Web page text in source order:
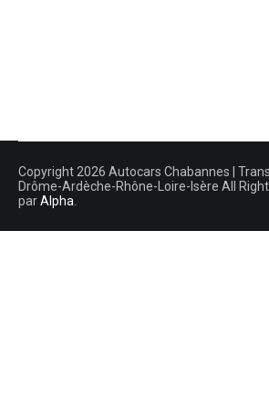
Copyright 2026 Autocars Chabannes |
Drôme-Ardèche-Rhône-Loire-Isère All
parAlpha